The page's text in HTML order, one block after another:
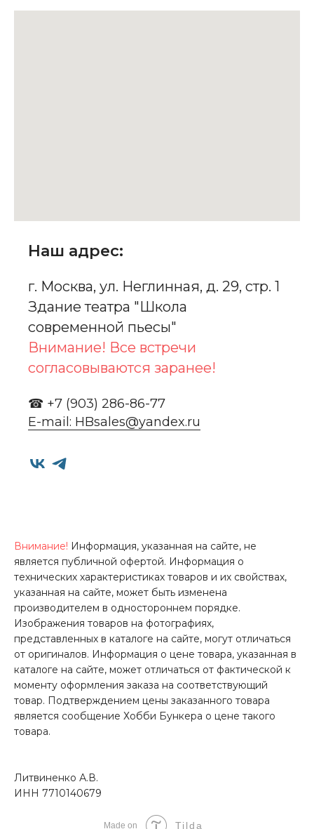
Наш адрес:
г. Москва, ул. Неглинная, д. 29, стр. 1
Здание театра "Школа
современной пьесы"
Внимание! Все встречи
согласовываются заранее!
☎ +7 (903) 286-86-77
E-mail: HBsales@yandex.ru
Внимание! Информация, указанная на сайте, не
является публичной офертой. Информация о
технических характеристиках товаров и их свойствах,
указанная на сайте, может быть изменена
производителем в одностороннем порядке.
Изображения товаров на фотографиях,
представленных в каталоге на сайте, могут отличаться
от оригиналов. Информация о цене товара, указанная в
каталоге на сайте, может отличаться от фактической к
моменту оформления заказа на соответствующий
товар. Подтверждением цены заказанного товара
является сообщение Хобби Бункера о цене такого
товара.
Литвиненко А.В.
ИНН 7710140679
Made on Tilda